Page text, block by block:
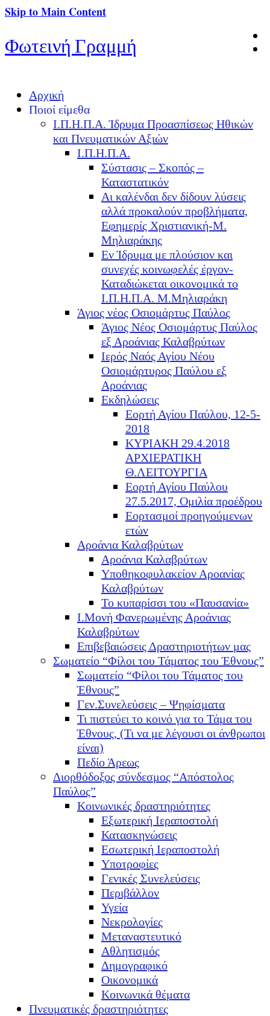
Skip to Main Content
Φωτεινή Γραμμή
Αρχική
Ποιοί είμεθα
Ι.Π.Η.Π.Α. Ίδρυμα Προασπίσεως Ηθικών
και Πνευματικών Αξιών
Ι.Π.Η.Π.Α.
Σύστασις – Σκοπός –
Καταστατικόν
Αι καλένδαι δεν δίδουν λύσεις
αλλά προκαλούν προβλήματα,
Εφημερίς Χριστιανική-Μ.
Μηλιαράκης
Εν Ίδρυμα με πλούσιον και
συνεχές κοινωφελές έργον-
Καταδιώκεται οικονομικά το
Ι.Π.Η.Π.Α. Μ.Μηλιαράκη
Άγιος νέος Οσιομάρτυς Παύλος
Άγιος Νέος Οσιομάρτυς Παύλος
εξ Αροάνιας Καλαβρύτων
Ιερός Ναός Αγίου Νέου
Οσιομάρτυρος Παύλου εξ
Αροάνιας
Εκδηλώσεις
Εορτή Αγίου Παύλου, 12-5-
2018
ΚΥΡΙΑΚΗ 29.4.2018
ΑΡΧΙΕΡΑΤΙΚΗ
Θ.ΛΕΙΤΟΥΡΓΙΑ
Εορτή Αγίου Παύλου
27.5.2017, Ομιλία προέδρου
Εορτασμοί προηγούμενων
ετών
Αροάνια Καλαβρύτων
Αροάνια Καλαβρύτων
Υποθηκοφυλακείον Αροανίας
Καλαβρύτων
Το κυπαρίσσι του «Παυσανία»
Ι.Μονή Φανερωμένης Αροάνιας
Καλαβρύτων
Επιβεβαιώσεις Δραστηριοτήτων μας
Σωματείο “Φίλοι του Τάματος του Έθνους”
Σωματείο “Φίλοι του Τάματος του
Έθνους”
Γεν.Συνελεύσεις – Ψηφίσματα
Τι πιστεύει το κοινό για το Τάμα του
Έθνους, (Τι να με λέγουσι οι άνθρωποι
είναι)
Πεδίο Άρεως
Διορθόδοξος σύνδεσμος “Απόστολος
Παύλος”
Κοινωνικές δραστηριότητες
Εξωτερική Ιεραποστολή
Κατασκηνώσεις
Εσωτερική Ιεραποστολή
Υποτροφίες
Γενικές Συνελεύσεις
Περιβάλλον
Υγεία
Νεκρολογίες
Μεταναστευτικό
Αθλητισμός
Δημογραφικό
Οικονομικά
Κοινωνικά θέματα
Πνευματικές δραστηριότητες